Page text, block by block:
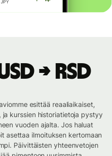
→ RSD
esittää reaaliaikaiset,
kurssien historiatietoja pystyy
vuoden ajalta. Jos haluat
asettaa ilmoituksen kertomaan
Päivittäisten yhteenvetojen